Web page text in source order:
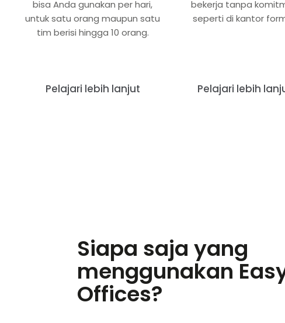
bisa Anda gunakan per hari,
untuk satu orang maupun satu
tim berisi hingga 10 orang.
Pelajari lebih lanjut
bekerja tanpa
seperti di kantor
Pelajari lebih
Siapa saja yang
menggunakan
Offices?